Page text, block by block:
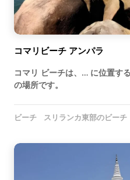
コマリビーチ アンパラ
コマリ ビーチは、… に位置す
の場所です。
ビーチ スリランカ東部のビーチ